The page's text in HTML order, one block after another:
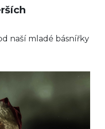
naší mladé básnířky